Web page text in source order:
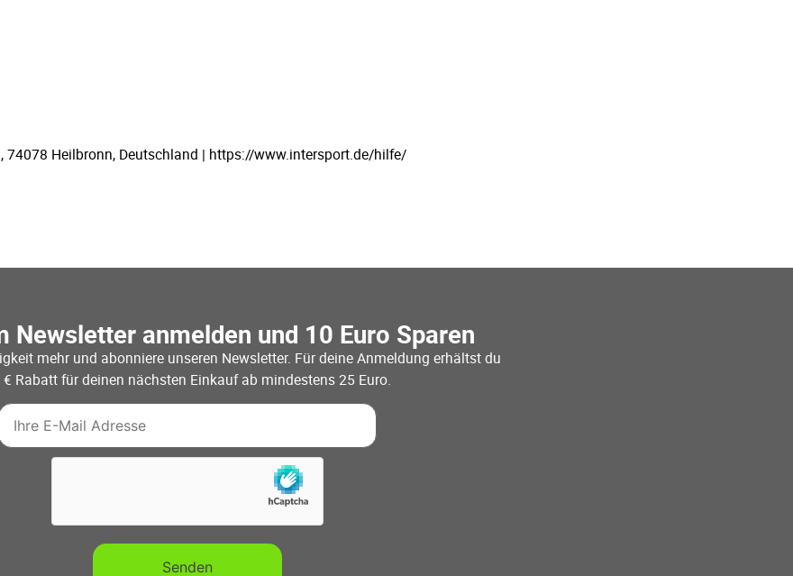
74078 Heilbronn, Deutschland | https://www.intersport.de/hilfe/
Newsletter anmelden und 10 Euro Sparen
mehr und abonniere unseren Newsletter. Für deine Anmeldung erhältst du
€ Rabatt für deinen nächsten Einkauf ab mindestens 25 Euro.